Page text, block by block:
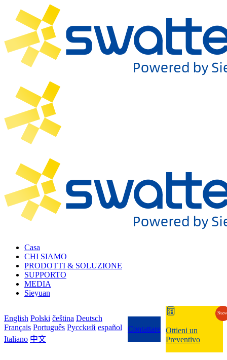
Casa
CHI SIAMO
PRODOTTI & SOLUZIONE
SUPPORTO
MEDIA
Sieyuan
English Polski čeština Deutsch
Français Português Pycckий español
Italiano 中文
Contattare Ottieni un
Preventivo